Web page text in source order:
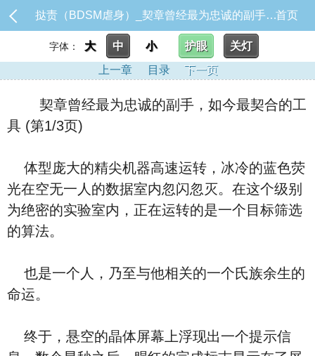
挞责（BDSM虐身）_契章曾经最为忠诚的副手，如今最契合的工具首页
字体： 大 中 小 护眼
关灯
上一章
目录 下一页
契章曾经最为忠诚的副手，如今最契合的工
具 (第1/3页)
体型庞大的精尖机器高速运转，冰冷的蓝色荧
光在空无一人的数据室内忽闪忽灭。在这个级别
为绝密的实验室内，正在运转的是一个目标筛选
的算法。
也是一个人，乃至与他相关的一个氏族余生的
命运。
终于，悬空的晶体屏幕上浮现出一个提示信